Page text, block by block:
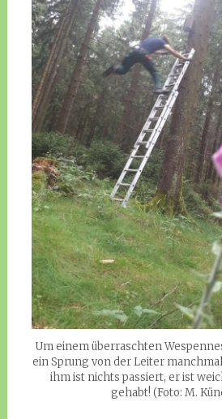
Um einem überraschten
ein Sprung von der Leiter
ihm ist nichts passiert, er ist
gehabt! (Foto: M.